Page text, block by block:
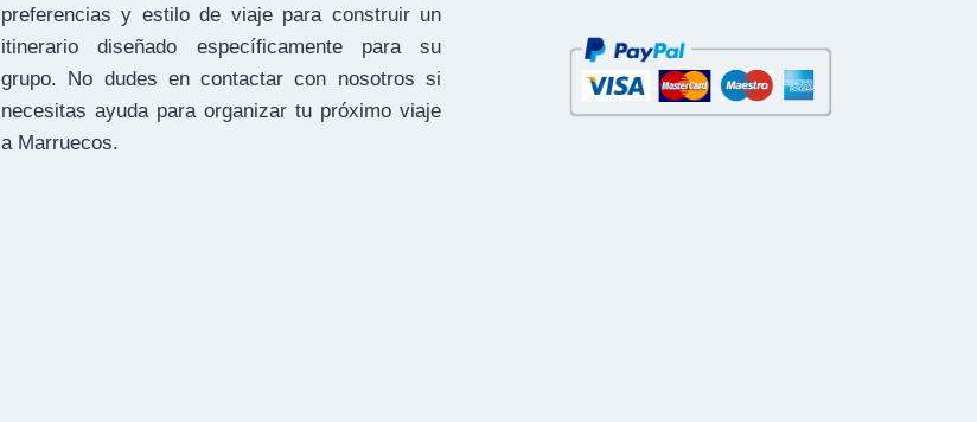
preferencias y estilo de viaje para construir un
itinerario diseñado específicamente para su
grupo. No dudes en contactar con nosotros si
necesitas ayuda para organizar tu próximo viaje
a Marruecos.